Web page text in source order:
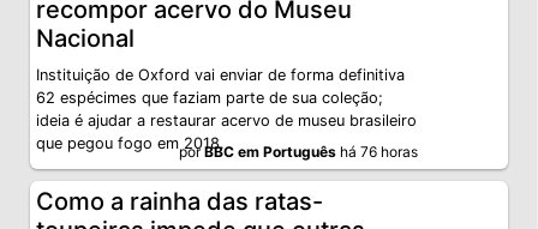
recompor acervo do Museu
Nacional
Instituição de Oxford vai enviar de forma definitiva
62 espécimes que faziam parte de sua coleção;
ideia é ajudar a restaurar acervo de museu brasileiro
que pegou fogo em 2018.
porBBC em Português há 76 horas
Como a rainha das ratas-